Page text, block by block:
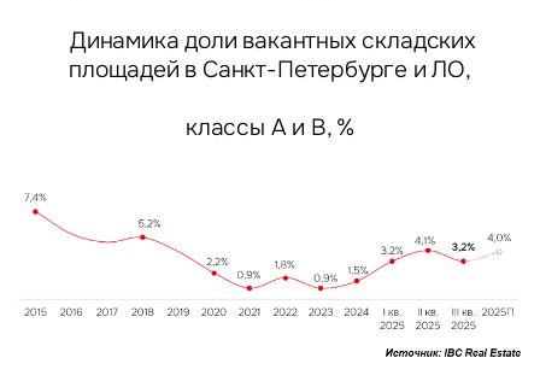
Динамика доли вакантных складских
площадей в Санкт-Петербурге и ЛО,
классы А и В, %